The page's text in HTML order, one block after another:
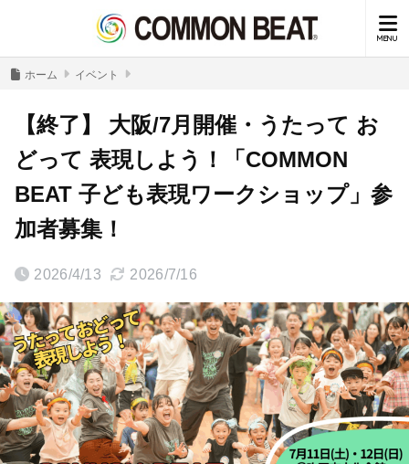
ホーム イベント
【終了】 大阪/7月開催・うたって お
どって 表現しよう！「COMMON
BEAT 子ども表現ワークショップ」参
加者募集！
2026/4/13 2026/7/16